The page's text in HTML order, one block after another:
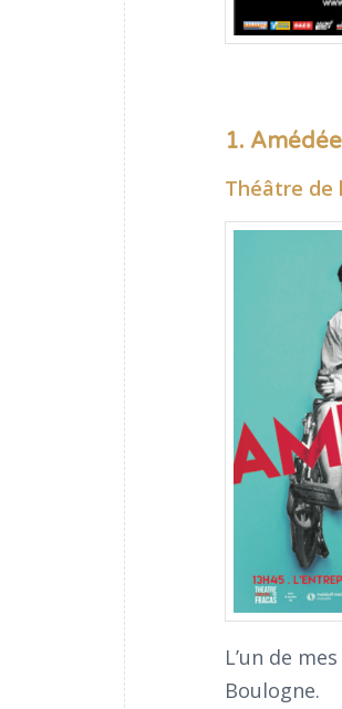
1. Amédée
Théâtre de
L’un de
Boulogne.